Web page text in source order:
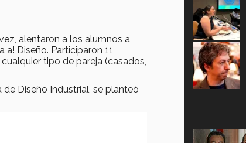
alentaron a los alumnos a
Diseño. Participaron 11
tipo de pareja (casados,
de Diseño Industrial, se planteó